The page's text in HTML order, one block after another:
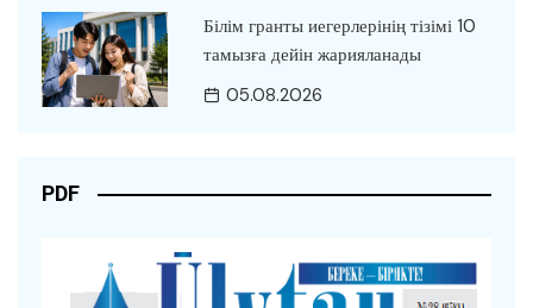
Білім гранты иегерлерінің тізімі 10
тамызға дейін жарияланады
05.08.2026
PDF